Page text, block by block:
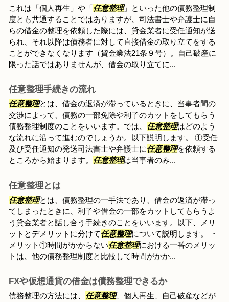
これは「個人再生」や「任意整理」といった他の債務整理制
度とも共通することではありますが、司法書士や弁護士に自
らの借金の整理を依頼した際には、貸金業者に受任通知が送
られ、それ以降は債務者に対して直接借金の取り立てをする
ことができなくなります（貸金業法21条９号）。自己破産に
限った話ではありませんが、借金の取り立てに...
任意整理手続きの流れ
任意整理とは、借金の返済が滞っているときに、当事者間の
交渉によって、債務の一部免除や利子のカットをしてもらう
債務整理制度のことをいいます。では、 任意整理はどのよう
な流れに沿って進むのでしょうか。以下説明します。 ①受任
及び受任通知の発送司法書士や弁護士に任意整理を依頼する
ところから始まります。 任意整理は当事者のみ...
任意整理とは
任意整理とは、債務整理の一手法であり、借金の返済が滞っ
てしまったときに、利子や借金の一部をカットしてもらうよ
う貸金業者と話し合う手続きのことをいいます。以下、メリ
ットとデメリットに分けて任意整理について説明します。 ・
メリット①時間がかからない任意整理における一番のメリッ
トは、他の債務整理制度と比較して時間がかか...
FXや仮想通貨の借金は債務整理できるか
債務整理の方法には、 任意整理、個人再生、自己破産などが